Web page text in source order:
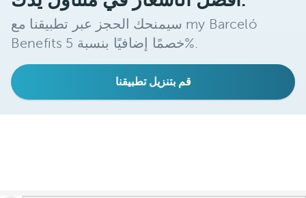
سيمنحك الحجز عبر تطبيقنا مع my Barceló
Benefits خصمًا إضافيًا بنسبة 5%.
قم بتنزيل تطبيقنا